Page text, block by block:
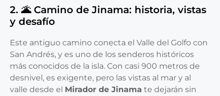
2. 🌋 Camino de Jinama: historia, vistas
y desafío
Este antiguo camino conecta el Valle del Golfo con
San Andrés, y es uno de los senderos históricos
más conocidos de la isla. Con casi 900 metros de
desnivel, es exigente, pero las vistas al mar y al
valle desde el Mirador de Jinama te dejarán sin